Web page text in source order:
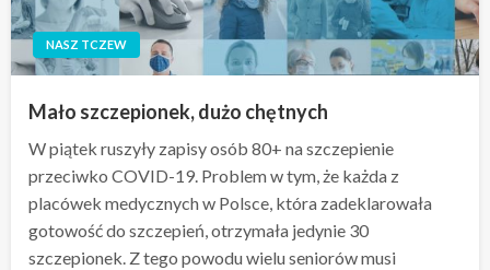
NASZ TCZEW
Mało szczepionek, dużo chętnych
W piątek ruszyły zapisy osób 80+ na szczepienie
przeciwko COVID-19. Problem w tym, że każda z
placówek medycznych w Polsce, która zadeklarowała
gotowość do szczepień, otrzymała jedynie 30
szczepionek. Z tego powodu wielu seniorów musi